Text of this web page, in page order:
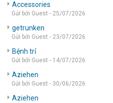
Accessories
Gửi bởi Guest - 25/07/2026
getrunken
Gửi bởi Guest - 23/07/2026
Bệnh trỉ
Gửi bởi Guest - 14/07/2026
Aziehen
Gửi bởi Guest - 30/06/2026
Aziehen